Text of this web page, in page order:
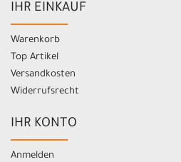
IHR EINKAUF
Warenkorb
Top Artikel
Versandkosten
Widerrufsrecht
IHR KONTO
Anmelden